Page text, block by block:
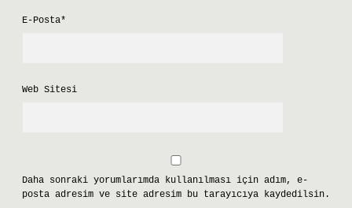
E-Posta*
Web Sitesi
Daha sonraki yorumlarımda kullanılması için adım, e-
posta adresim ve site adresim bu tarayıcıya kaydedilsin.